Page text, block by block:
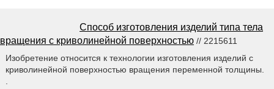
Способ изготовления изделий типа тела
вращения с криволинейной поверхностью // 2215611
Изобретение относится к технологии изготовления изделий с
криволинейной поверхностью вращения переменной толщины.
.